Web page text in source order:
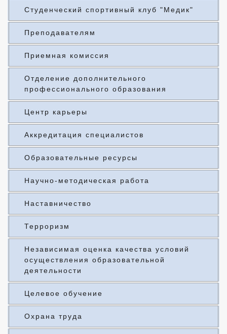
Студенческий спортивный клуб "Медик"
Преподавателям
Приемная комиссия
Отделение дополнительного
профессионального образования
Центр карьеры
Аккредитация специалистов
Образовательные ресурсы
Научно-методическая работа
Наставничество
Терроризм
Независимая оценка качества условий
осуществления образовательной
деятельности
Целевое обучение
Охрана труда